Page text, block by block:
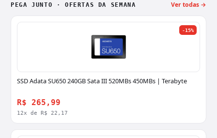
PEGA JUNTO · OFERTAS DA SEMANA Ver todas →
-15%
SSD Adata SU650 240GB Sata III 520MBs 450MBs | Terabyte
R$ 265,99
12x de R$ 22,17